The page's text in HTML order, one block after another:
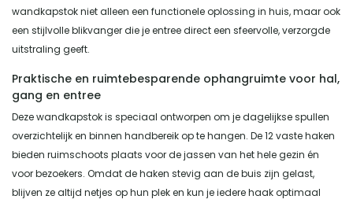
wandkapstok niet alleen een functionele oplossing in huis, maar ook
een stijlvolle blikvanger die je entree direct een sfeervolle, verzorgde
uitstraling geeft.
Praktische en ruimtebesparende ophangruimte voor hal,
gang en entree
Deze wandkapstok is speciaal ontworpen om je dagelijkse spullen
overzichtelijk en binnen handbereik op te hangen. De 12 vaste haken
bieden ruimschoots plaats voor de jassen van het hele gezin én
voor bezoekers. Omdat de haken stevig aan de buis zijn gelast,
blijven ze altijd netjes op hun plek en kun je iedere haak optimaal